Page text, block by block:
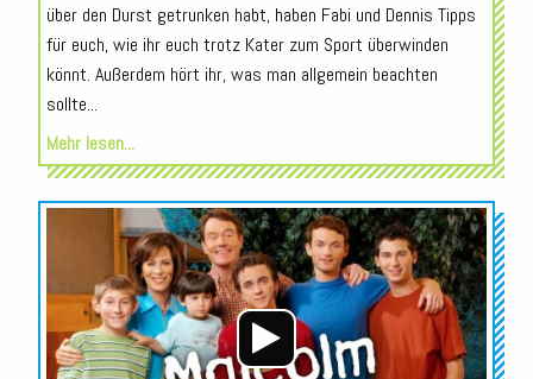
über den Durst getrunken habt, haben Fabi und Dennis Tipps
für euch, wie ihr euch trotz Kater zum Sport überwinden
könnt. Außerdem hört ihr, was man allgemein beachten
sollte...
Mehr lesen...
Audio-
Player